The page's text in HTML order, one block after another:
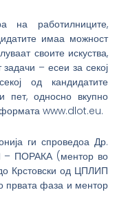
на работилниците,
имаа можност
своите искуства,
– есеи за секој
од кандидатите
пет, односно вкупно
www.dlot.eu.
ги спроведоа Др.
– ПОРАКА (ментор во
Крстовски од ЦПЛИП
првата фаза и ментор